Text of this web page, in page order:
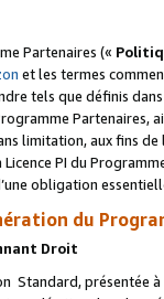
Partenaires («
et les termes
tels que définis
Partenaires,
limitation, aux fins
PI du
obligation
du
Droit
Standard, présentée